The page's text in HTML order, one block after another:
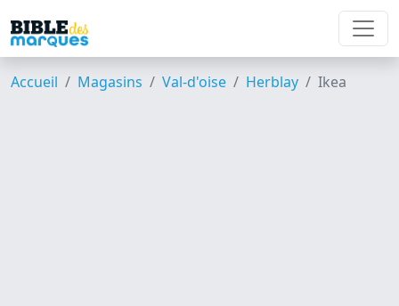
Accueil Magasins Val-d'oise Herblay Ikea